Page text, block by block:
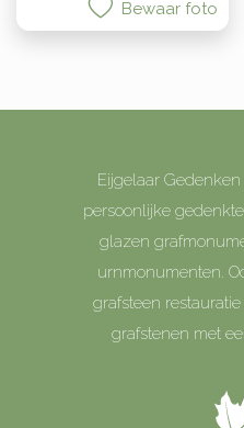
Bewaar foto
Eijgelaar
persoonlijke
glazen
urnmonumenten.
grafsteen
grafstenen met